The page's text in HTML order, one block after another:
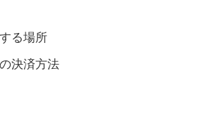
る場所
決済方法